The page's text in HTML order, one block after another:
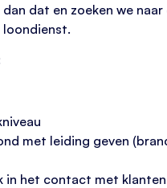
dat en zoeken we
loondienst.
met leiding geven
in het contact met